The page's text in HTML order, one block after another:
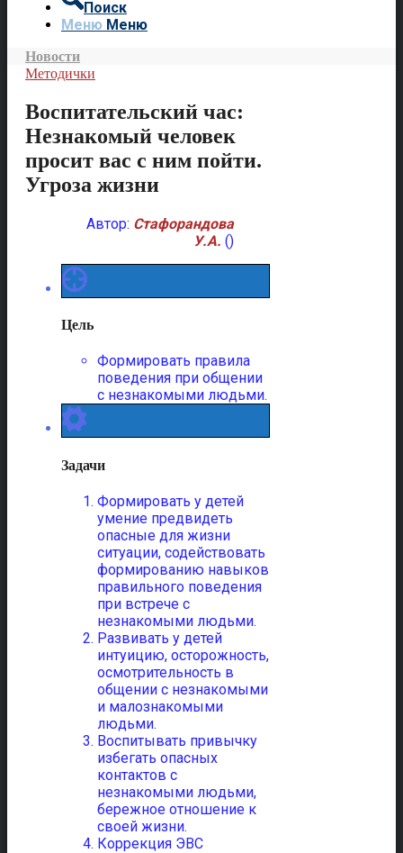
Поиск
Меню Меню
Новости
Методички
Воспитательский час:
Незнакомый человек
просит вас с ним пойти.
Угроза жизни
Автор: Стафорандова
У.А. ()
Цель
Формировать правила
поведения при общении
с незнакомыми людьми.
Задачи
Формировать у детей
умение предвидеть
опасные для жизни
ситуации, содействовать
формированию навыков
правильного поведения
при встрече с
незнакомыми людьми.
Развивать у детей
интуицию, осторожность,
осмотрительность в
общении с незнакомыми
и малознакомыми
людьми.
Воспитывать привычку
избегать опасных
контактов с
незнакомыми людьми,
бережное отношение к
своей жизни.
Коррекция ЭВС